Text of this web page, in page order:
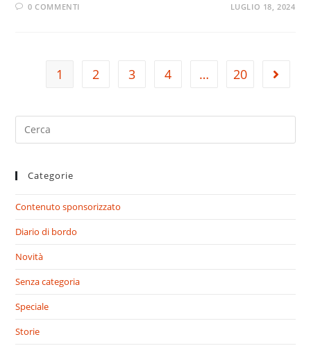
0 COMMENTI LUGLIO 18, 2024
1 2 3 4 … 20 Go to
Search
for:
Categorie
Contenuto sponsorizzato
Diario di bordo
Novità
Senza categoria
Speciale
Storie